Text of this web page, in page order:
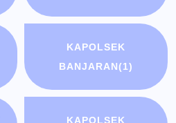
KAPOLSEK
BANJARAN(1)
KAPOLSEK